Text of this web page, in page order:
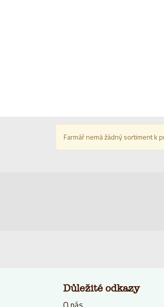
Farmář nemá žádný sortiment k
Důležité odkazy